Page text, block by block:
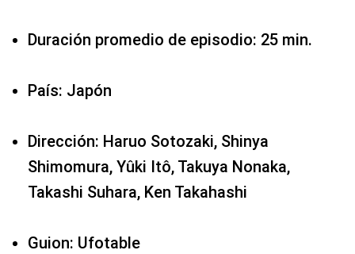
Duración promedio de episodio: 25 min.
País: Japón
Dirección: Haruo Sotozaki, Shinya
Shimomura, Yûki Itô, Takuya Nonaka,
Takashi Suhara, Ken Takahashi
Guion: Ufotable